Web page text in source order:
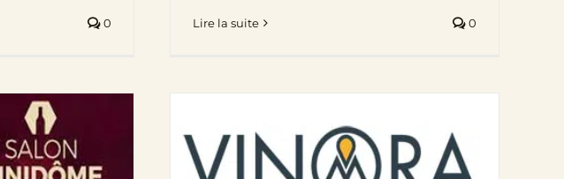
0 Lire la suite 0